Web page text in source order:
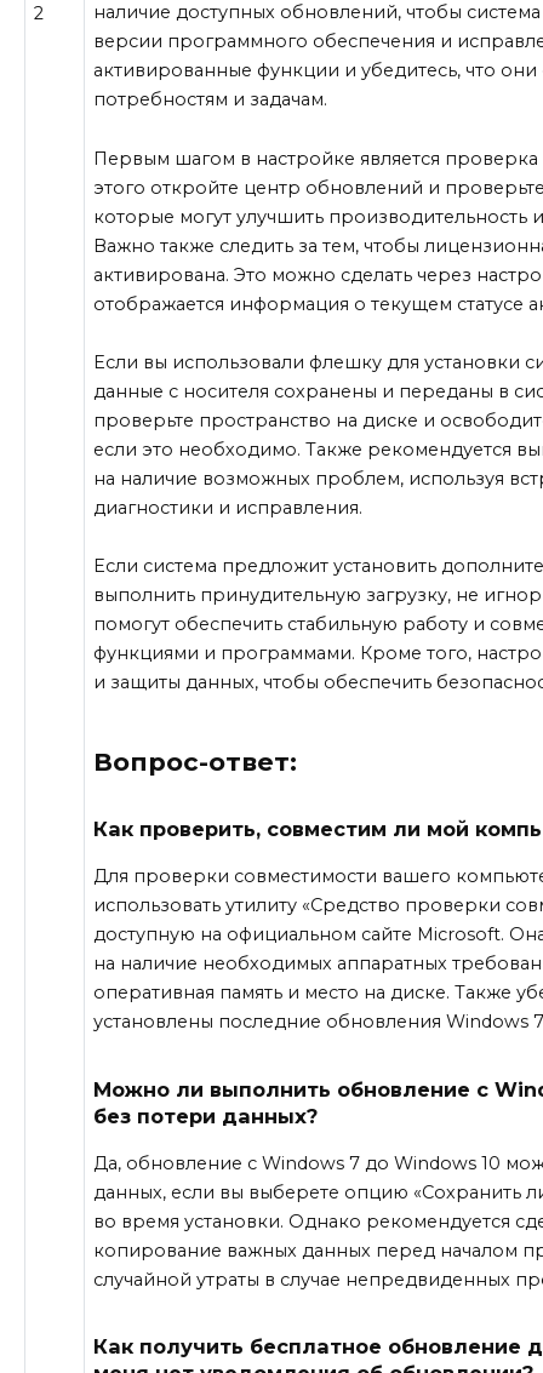
2
наличие доступных обновлений, чтобы
версии программного обеспечения и
активированные функции и убедитесь, что
потребностям и задачам.
Первым шагом в настройке является
этого откройте центр обновлений и
которые могут улучшить производительность
Важно также следить за тем, чтобы
активирована. Это можно сделать через
отображается информация о текущем статусе
Если вы использовали флешку для установки
данные с носителя сохранены и переданы в
проверьте пространство на диске и
если это необходимо. Также рекомендуется
на наличие возможных проблем, используя
диагностики и исправления.
Если система предложит установить
выполнить принудительную загрузку, не
помогут обеспечить стабильную работу и
функциями и программами. Кроме того,
и защиты данных, чтобы обеспечить
Вопрос-ответ:
Как проверить, совместим ли мой
Для проверки совместимости вашего
использовать утилиту «Средство проверки
доступную на официальном сайте Microsoft.
на наличие необходимых аппаратных
оперативная память и место на диске. Также
установлены последние обновления Windows
Можно ли выполнить обновление с
без потери данных?
Да, обновление с Windows 7 до Windows 10
данных, если вы выберете опцию «Сохранить
во время установки. Однако рекомендуется
копирование важных данных перед началом
случайной утраты в случае непредвиденных
Как получить бесплатное обновление